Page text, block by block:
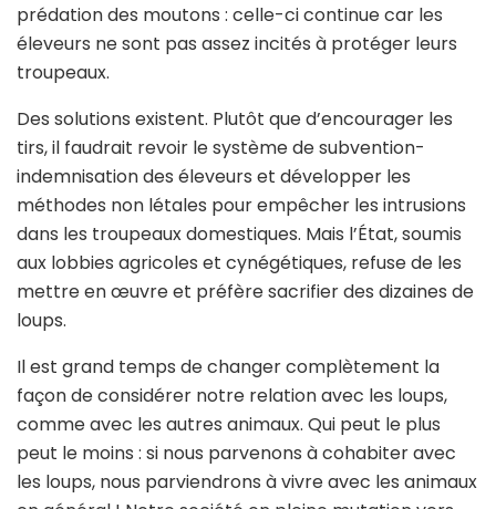
prédation des moutons : celle-ci continue car les
éleveurs ne sont pas assez incités à protéger leurs
troupeaux.
Des solutions existent. Plutôt que d’encourager les
tirs, il faudrait revoir le système de subvention-
indemnisation des éleveurs et développer les
méthodes non létales pour empêcher les intrusions
dans les troupeaux domestiques. Mais l’État, soumis
aux lobbies agricoles et cynégétiques, refuse de les
mettre en œuvre et préfère sacrifier des dizaines de
loups.
Il est grand temps de changer complètement la
façon de considérer notre relation avec les loups,
comme avec les autres animaux. Qui peut le plus
peut le moins : si nous parvenons à cohabiter avec
les loups, nous parviendrons à vivre avec les animaux